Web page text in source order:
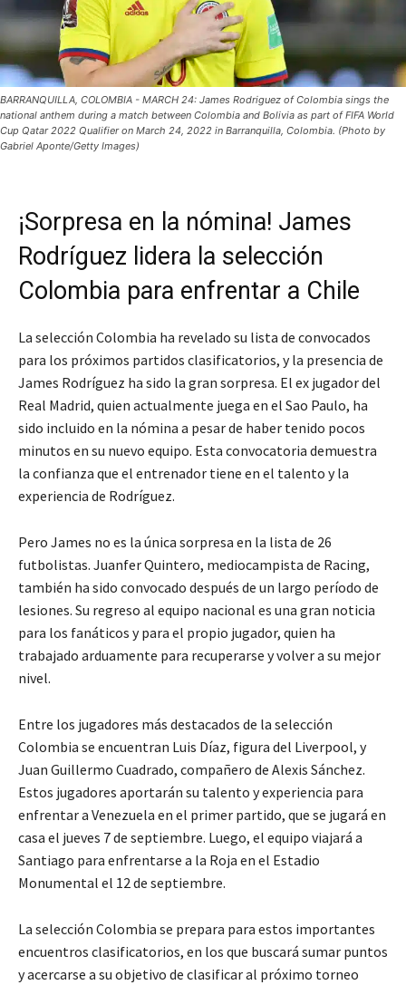
BARRANQUILLA, COLOMBIA - MARCH 24: James Rodriguez of Colombia sings the
national anthem during a match between Colombia and Bolivia as part of FIFA World
Cup Qatar 2022 Qualifier on March 24, 2022 in Barranquilla, Colombia. (Photo by
Gabriel Aponte/Getty Images)
¡Sorpresa en la nómina! James
Rodríguez lidera la selección
Colombia para enfrentar a Chile
La selección Colombia ha revelado su lista de convocados
para los próximos partidos clasificatorios, y la presencia de
James Rodríguez ha sido la gran sorpresa. El ex jugador del
Real Madrid, quien actualmente juega en el Sao Paulo, ha
sido incluido en la nómina a pesar de haber tenido pocos
minutos en su nuevo equipo. Esta convocatoria demuestra
la confianza que el entrenador tiene en el talento y la
experiencia de Rodríguez.
Pero James no es la única sorpresa en la lista de 26
futbolistas. Juanfer Quintero, mediocampista de Racing,
también ha sido convocado después de un largo período de
lesiones. Su regreso al equipo nacional es una gran noticia
para los fanáticos y para el propio jugador, quien ha
trabajado arduamente para recuperarse y volver a su mejor
nivel.
Entre los jugadores más destacados de la selección
Colombia se encuentran Luis Díaz, figura del Liverpool, y
Juan Guillermo Cuadrado, compañero de Alexis Sánchez.
Estos jugadores aportarán su talento y experiencia para
enfrentar a Venezuela en el primer partido, que se jugará en
casa el jueves 7 de septiembre. Luego, el equipo viajará a
Santiago para enfrentarse a la Roja en el Estadio
Monumental el 12 de septiembre.
La selección Colombia se prepara para estos importantes
encuentros clasificatorios, en los que buscará sumar puntos
y acercarse a su objetivo de clasificar al próximo torneo